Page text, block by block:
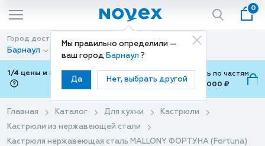
Мы правильно определили —
ваш город Барнаул ?
Да Нет, выбрать другой
0
Город доставки
Барнаул
Способ доставки
Доставка
1/4 цены и покупки ваши с Подели
Можно оплатить по частям
от 700 ₽ до 15,000 ₽
Главная Каталог Для кухни
Кастрюли
Кастрюли из нержавеющей стали
Кастрюля нержавеющая сталь MALLONY ФОРТУНА (Fortuna)